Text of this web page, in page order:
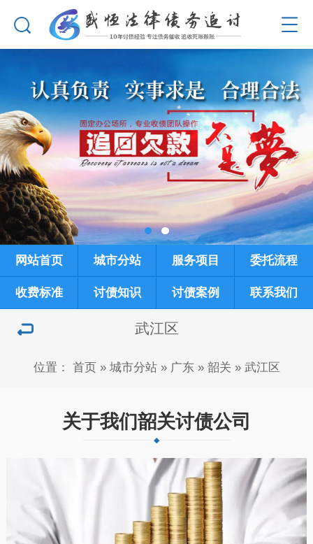
网站首页 城市分站 服务项目 委托流程
收费标准 讨债知识 讨债案例 联系我们
武江区
位置： 首页 » 城市分站» 广东» 韶关 » 武江区
关于我们韶关讨债公司